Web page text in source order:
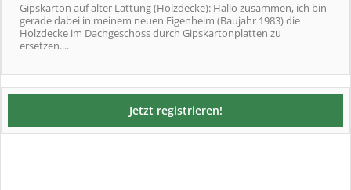
Gipskarton auf alter Lattung (Holzdecke): Hallo zusammen, ich bin
gerade dabei in meinem neuen Eigenheim (Baujahr 1983) die
Holzdecke im Dachgeschoss durch Gipskartonplatten zu
ersetzen....
Jetzt registrieren!